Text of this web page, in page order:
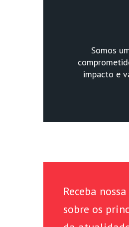
Somos
impacto e
Receba
sobre os